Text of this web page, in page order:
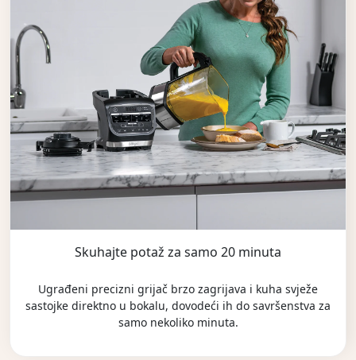
Skuhajte potaž za samo 20 minuta
Ugrađeni precizni grijač brzo zagrijava i kuha svježe
sastojke direktno u bokalu, dovodeći ih do savršenstva za
samo nekoliko minuta.